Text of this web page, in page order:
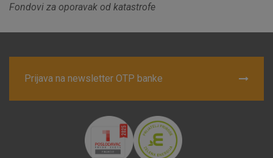
Fondovi za oporavak od katastrofe
Prijava na newsletter OTP banke